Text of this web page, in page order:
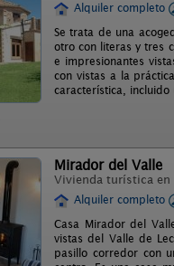
Alquiler completo
Se trata de una
otro con literas y tres
e impresionantes
con vistas a la
característica,
Mirador del Valle
Vivienda turística en
Alquiler completo
Casa Mirador del
vistas del Valle de
pasillo corredor con